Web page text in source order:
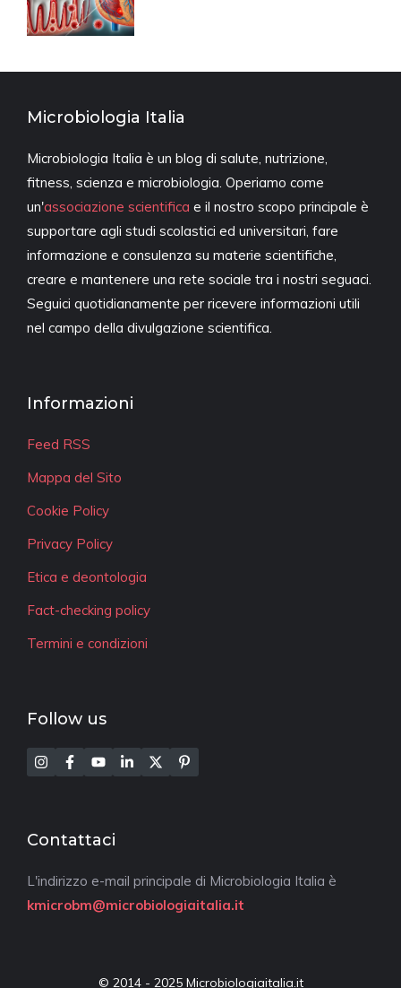
Microbiologia Italia
Microbiologia Italia è un blog di salute, nutrizione,
fitness, scienza e microbiologia. Operiamo come
un'associazione scientifica e il nostro scopo principale è
supportare agli studi scolastici ed universitari, fare
informazione e consulenza su materie scientifiche,
creare e mantenere una rete sociale tra i nostri seguaci.
Seguici quotidianamente per ricevere informazioni utili
nel campo della divulgazione scientifica.
Informazioni
Feed RSS
Mappa del Sito
Cookie Policy
Privacy Policy
Etica e deontologia
Fact-checking policy
Termini e condizioni
Follow us
Contattaci
L'indirizzo e-mail principale di Microbiologia Italia è
kmicrobm@microbiologiaitalia.it
© 2014 - 2025 Microbiologiaitalia.it